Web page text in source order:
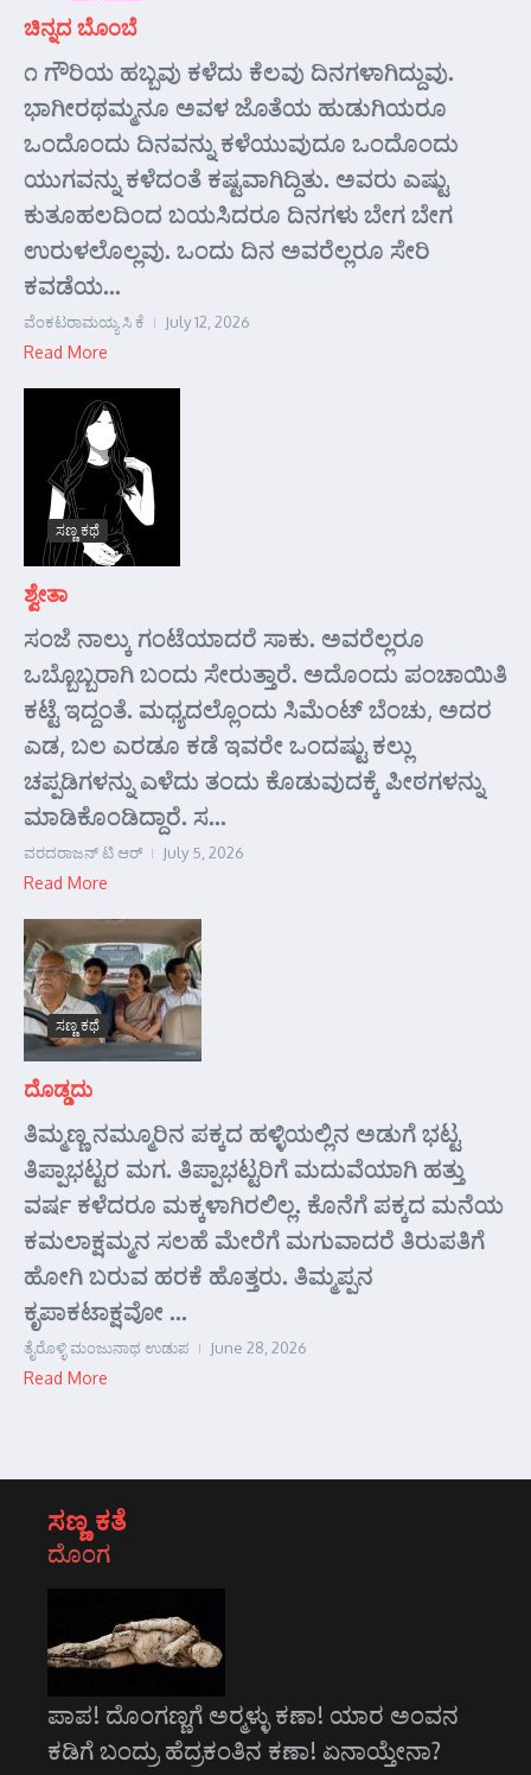
ಚಿನ್ನದ ಬೊಂಬೆ
೧ ಗೌರಿಯ ಹಬ್ಬವು ಕಳೆದು ಕೆಲವು ದಿನಗಳಾಗಿದ್ದುವು.
ಭಾಗೀರಥಮ್ಮನೂ ಅವಳ ಜೊತೆಯ ಹುಡುಗಿಯರೂ
ಒಂದೊಂದು ದಿನವನ್ನು ಕಳೆಯುವುದೂ ಒಂದೊಂದು
ಯುಗವನ್ನು ಕಳೆದಂತೆ ಕಷ್ಟವಾಗಿದ್ದಿತು. ಅವರು ಎಷ್ಟು
ಕುತೂಹಲದಿಂದ ಬಯಸಿದರೂ ದಿನಗಳು ಬೇಗ ಬೇಗ
ಉರುಳಲೊಲ್ಲವು. ಒಂದು ದಿನ ಅವರೆಲ್ಲರೂ ಸೇರಿ
ಕವಡೆಯ...
ವೆಂಕಟರಾಮಯ್ಯ ಸಿ ಕೆ July 12, 2026
Read More
ಸಣ್ಣ ಕಥೆ
ಶ್ವೇತಾ
ಸಂಜೆ ನಾಲ್ಕು ಗಂಟೆಯಾದರೆ ಸಾಕು. ಅವರೆಲ್ಲರೂ
ಒಬ್ಬೊಬ್ಬರಾಗಿ ಬಂದು ಸೇರುತ್ತಾರೆ. ಅದೊಂದು ಪಂಚಾಯಿತಿ
ಕಟ್ಟೆ ಇದ್ದಂತೆ. ಮಧ್ಯದಲ್ಲೊಂದು ಸಿಮೆಂಟ್ ಬೆಂಚು, ಅದರ
ಎಡ, ಬಲ ಎರಡೂ ಕಡೆ ಇವರೇ ಒಂದಷ್ಟು ಕಲ್ಲು
ಚಪ್ಪಡಿಗಳನ್ನು ಎಳೆದು ತಂದು ಕೊಡುವುದಕ್ಕೆ ಪೀಠಗಳನ್ನು
ಮಾಡಿಕೊಂಡಿದ್ದಾರೆ. ಸ...
ವರದರಾಜನ್ ಟಿ ಆರ್ July 5, 2026
Read More
ಸಣ್ಣ ಕಥೆ
ದೊಡ್ಡದು
ತಿಮ್ಮಣ್ಣ ನಮ್ಮೂರಿನ ಪಕ್ಕದ ಹಳ್ಳಿಯಲ್ಲಿನ ಅಡುಗೆ ಭಟ್ಟ
ತಿಪ್ಪಾಭಟ್ಟರ ಮಗ. ತಿಪ್ಪಾಭಟ್ಟರಿಗೆ ಮದುವೆಯಾಗಿ ಹತ್ತು
ವರ್ಷ ಕಳೆದರೂ ಮಕ್ಕಳಾಗಿರಲಿಲ್ಲ. ಕೊನೆಗೆ ಪಕ್ಕದ ಮನೆಯ
ಕಮಲಾಕ್ಷಮ್ಮನ ಸಲಹೆ ಮೇರೆಗೆ ಮಗುವಾದರೆ ತಿರುಪತಿಗೆ
ಹೋಗಿ ಬರುವ ಹರಕೆ ಹೊತ್ತರು. ತಿಮ್ಮಪ್ಪನ
ಕೃಪಾಕಟಾಕ್ಷವೋ ...
ತೈರೊಳ್ಳಿ ಮಂಜುನಾಥ ಉಡುಪ June 28, 2026
Read More
ಸಣ್ಣ ಕತೆ
ದೊಂಗ
ಪಾಪ! ದೊಂಗಣ್ಣಗೆ ಅರ್‍ಮಳ್ಳು ಕಣಾ! ಯಾರ ಅಂವನ
ಕಡಿಗೆ ಬಂದ್ರು ಹೆದ್ರಕಂತಿನ ಕಣಾ! ಏನಾಯ್ತೇನಾ?